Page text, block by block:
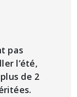
pas
l’été,
de 2